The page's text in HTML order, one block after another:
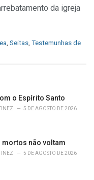
da igreja
Seitas Testemunhas de
o Espírito Santo
5 DE AGOSTO DE 2026
mortos não voltam
5 DE AGOSTO DE 2026